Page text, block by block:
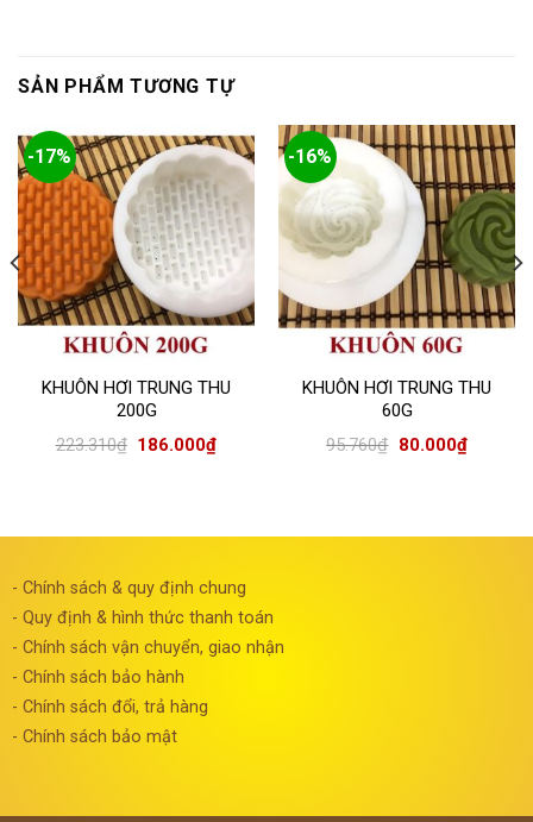
SẢN PHẨM TƯƠNG TỰ
-17%
KHUÔN HƠI TRUNG THU
200G
223.310₫ 186.000₫
-16%
KHUÔN HƠI TRUNG THU
60G
95.760₫ 80.000₫
- Chính sách & quy định chung
- Quy định & hình thức thanh toán
- Chính sách vận chuyển, giao nhận
- Chính sách bảo hành
- Chính sách đổi, trả hàng
- Chính sách bảo mật